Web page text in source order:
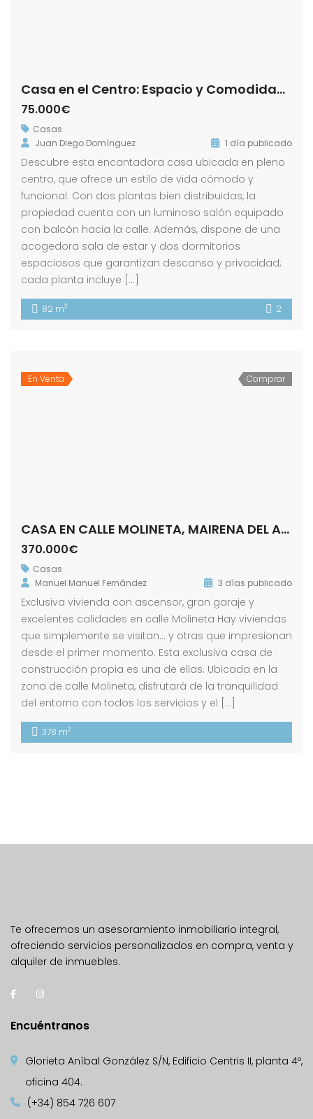
Casa en el Centro: Espacio y Comodidad en Dos Plantas! Calle Cuesta Portillo !
75.000€
Casas
Juan Diego Domínguez
1 día publicado
Descubre esta encantadora casa ubicada en pleno
centro, que ofrece un estilo de vida cómodo y
funcional. Con dos plantas bien distribuidas, la
propiedad cuenta con un luminoso salón equipado
con balcón hacia la calle. Además, dispone de una
acogedora sala de estar y dos dormitorios
espaciosos que garantizan descanso y privacidad;
cada planta incluye […]
82 m2 2
En Venta Comprar
CASA EN CALLE MOLINETA, MAIRENA DEL ALCOR
370.000€
Casas
Manuel Manuel Fernández
3 días publicado
Exclusiva vivienda con ascensor, gran garaje y
excelentes calidades en calle Molineta Hay viviendas
que simplemente se visitan… y otras que impresionan
desde el primer momento. Esta exclusiva casa de
construcción propia es una de ellas. Ubicada en la
zona de calle Molineta, disfrutará de la tranquilidad
del entorno con todos los servicios y el […]
378 m2
Te ofrecemos un asesoramiento inmobiliario integral,
ofreciendo servicios personalizados en compra, venta y
alquiler de inmuebles.
Encuéntranos
Glorieta Aníbal González S/N, Edificio Centris II, planta 4º,
oficina 404.
(+34) 854 726 607